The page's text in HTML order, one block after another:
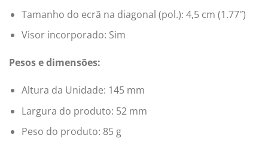
Tamanho do ecrã na diagonal (pol.): 4,5 cm (1.77″)
Visor incorporado: Sim
Pesos e dimensões:
Altura da Unidade: 145 mm
Largura do produto: 52 mm
Peso do produto: 85 g